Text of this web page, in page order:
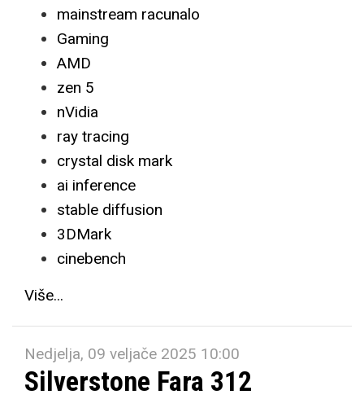
mainstream racunalo
Gaming
AMD
zen 5
nVidia
ray tracing
crystal disk mark
ai inference
stable diffusion
3DMark
cinebench
Više...
Nedjelja, 09 veljače 2025 10:00
Silverstone Fara 312